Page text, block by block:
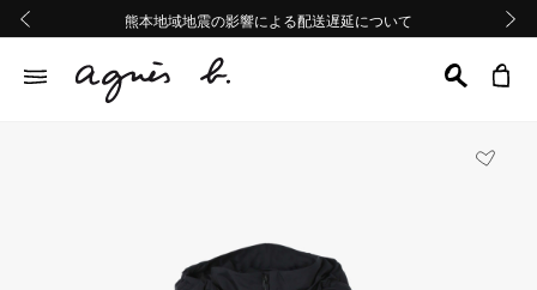
熊本地域地震の影響による配送遅延について
Summer Sale 2buy10%OFF!!
熊本地域地震の影響による配送遅延について
Summer Sale 2buy10%OFF!!